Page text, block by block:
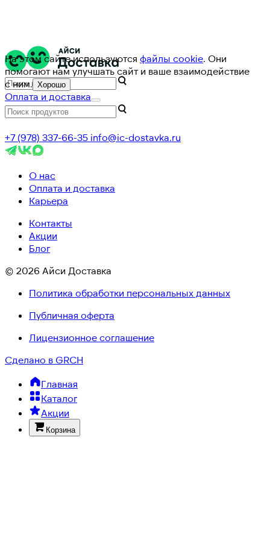
На этом сайте используются файлы cookie. Они
помогают нам улучшать сайт и ваше взаимодействие
с ним. Хорошо
Оплата и доставка
+7 (978) 337-66-35 info@ic-dostavka.ru
О нас
Оплата и доставка
Карьера
Контакты
Акции
Блог
© 2026 Айси Доставка
Политика обработки персональных данных
Публичная оферта
Лицензионное соглашение
Сделано в GRCH
Главная
Каталог
Акции
Корзина